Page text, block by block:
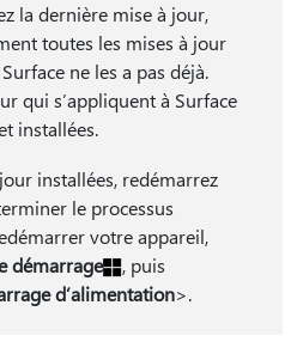
la dernière mise à jour,
toutes les mises à jour
ne les a pas déjà.
qui s’appliquent à Surface
installées.
installées, redémarrez
le processus
votre appareil,
démarrage
, puis
d’alimentation>.